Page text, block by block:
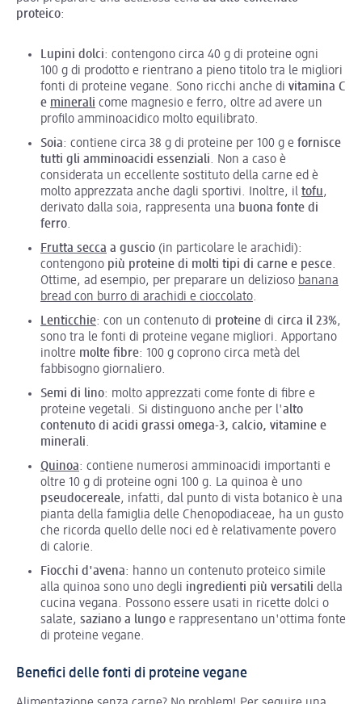
proteico:
Lupini dolci: contengono circa 40 g di proteine ogni
100 g di prodotto e rientrano a pieno titolo tra le migliori
fonti di proteine vegane. Sono ricchi anche di vitamina C
e minerali come magnesio e ferro, oltre ad avere un
profilo amminoacidico molto equilibrato.
Soia: contiene circa 38 g di proteine per 100 g e fornisce
tutti gli amminoacidi essenziali. Non a caso è
considerata un eccellente sostituto della carne ed è
molto apprezzata anche dagli sportivi. Inoltre, il tofu,
derivato dalla soia, rappresenta una buona fonte di
ferro.
Frutta secca a guscio (in particolare le arachidi):
contengono più proteine di molti tipi di carne e pesce.
Ottime, ad esempio, per preparare un delizioso banana
bread con burro di arachidi e cioccolato.
Lenticchie: con un contenuto di proteine di circa il 23%,
sono tra le fonti di proteine vegane migliori. Apportano
inoltre molte fibre: 100 g coprono circa metà del
fabbisogno giornaliero.
Semi di lino: molto apprezzati come fonte di fibre e
proteine vegetali. Si distinguono anche per l'alto
contenuto di acidi grassi omega-3, calcio, vitamine e
minerali.
Quinoa: contiene numerosi amminoacidi importanti e
oltre 10 g di proteine ogni 100 g. La quinoa è uno
pseudocereale, infatti, dal punto di vista botanico è una
pianta della famiglia delle Chenopodiaceae, ha un gusto
che ricorda quello delle noci ed è relativamente povero
di calorie.
Fiocchi d'avena: hanno un contenuto proteico simile
alla quinoa sono uno degli ingredienti più versatili della
cucina vegana. Possono essere usati in ricette dolci o
salate, saziano a lungo e rappresentano un'ottima fonte
di proteine vegane.
Benefici delle fonti di proteine vegane